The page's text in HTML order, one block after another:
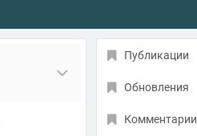
Публикации
Обновления
Комментарии